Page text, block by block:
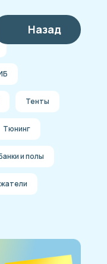
Назад
Тенты
Тюнинг
и полы